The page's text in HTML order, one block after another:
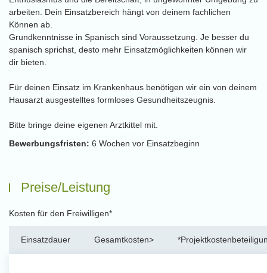
arbeiten. Dein Einsatzbereich hängt von deinem fachlichen
Können ab.
Grundkenntnisse in Spanisch sind Voraussetzung. Je besser du
spanisch sprichst, desto mehr Einsatzmöglichkeiten können wir
dir bieten.
Für deinen Einsatz im Krankenhaus benötigen wir ein von deinem
Hausarzt ausgestelltes formloses Gesundheitszeugnis.
Bitte bringe deine eigenen Arztkittel mit.
Bewerbungsfristen: 6 Wochen vor Einsatzbeginn
Preise/Leistung
Kosten für den Freiwilligen*
Einsatzdauer Gesamtkosten>